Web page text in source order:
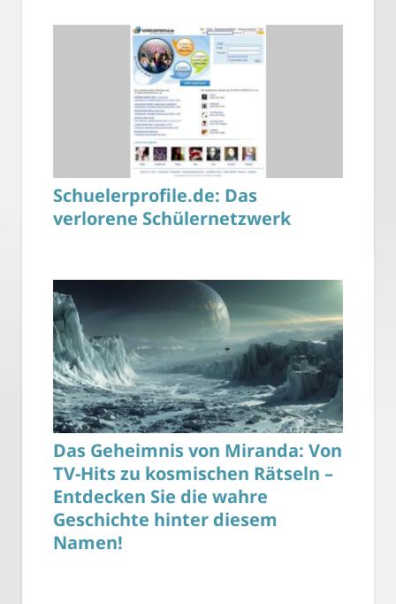
Schuelerprofile.de: Das
verlorene Schülernetzwerk
Das Geheimnis von Miranda: Von
TV-Hits zu kosmischen Rätseln –
Entdecken Sie die wahre
Geschichte hinter diesem
Namen!